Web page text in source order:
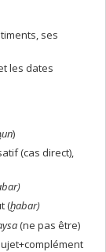
ses
les dates
un)
(cas direct),
(ḫabar)
(ne pas être)